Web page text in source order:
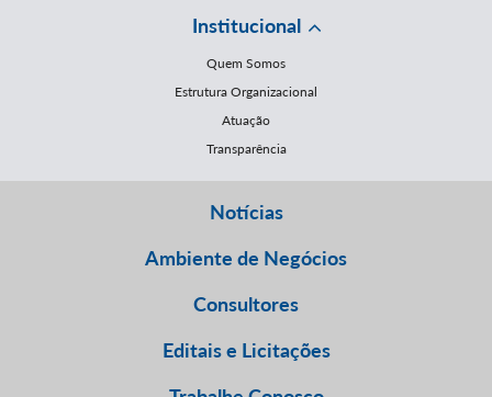
Institucional
Quem Somos
Estrutura Organizacional
Atuação
Transparência
Notícias
Ambiente de Negócios
Consultores
Editais e Licitações